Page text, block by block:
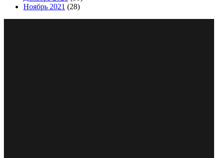
Ноябрь 2021 (28)